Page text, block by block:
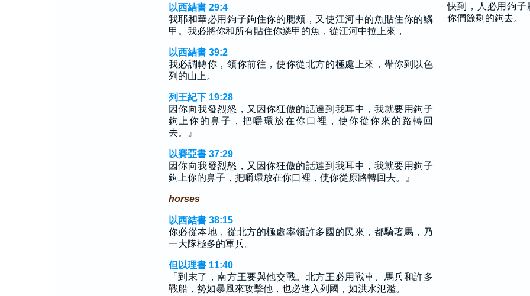
以西結書 29:4
我耶和華必用鉤子鉤住你的腮頰，又使江河中的魚貼住你的鱗
甲。我必將你和所有貼住你鱗甲的魚，從江河中拉上來，
以西結書 39:2
我必調轉你，領你前往，使你從北方的極處上來，帶你到以色
列的山上。
列王紀下 19:28
因你向我發烈怒，又因你狂傲的話達到我耳中，我就要用鉤子
鉤上你的鼻子，把嚼環放在你口裡，使你從你來的路轉回
去。』
以賽亞書 37:29
因你向我發烈怒，又因你狂傲的話達到我耳中，我就要用鉤子
鉤上你的鼻子，把嚼環放在你口裡，使你從原路轉回去。』
horses
以西結書 38:15
你必從本地，從北方的極處率領許多國的民來，都騎著馬，乃
一大隊極多的軍兵。
但以理書 11:40
「到末了，南方王要與他交戰。北方王必用戰車、馬兵和許多
戰船，勢如暴風來攻擊他，也必進入列國，如洪水氾濫。
快到，人必用鉤
你們餘剩的鉤去。